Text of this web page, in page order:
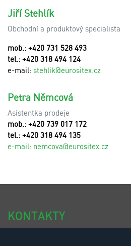
Jiří Stehlík
Obchodní a produktový specialista
mob.: +420 731 528 493
tel.: +420 318 494 124
e-mail: stehlik@eurositex.cz
Petra Němcová
Asistentka prodeje
mob.: +420 739 017 172
tel.: +420 318 494 135
e-mail: nemcova@eurositex.cz
KONTAKTY